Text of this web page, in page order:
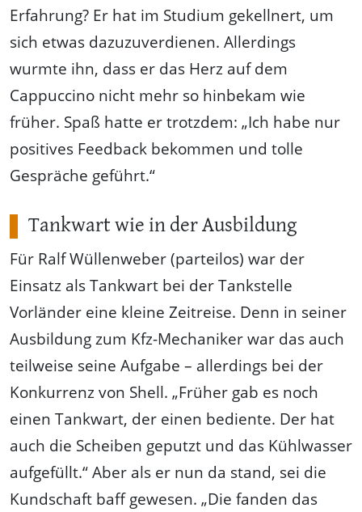
Erfahrung? Er hat im Studium gekellnert, um
sich etwas dazuzuverdienen. Allerdings
wurmte ihn, dass er das Herz auf dem
Cappuccino nicht mehr so hinbekam wie
früher. Spaß hatte er trotzdem: „Ich habe nur
positives Feedback bekommen und tolle
Gespräche geführt.“
Tankwart wie in der Ausbildung
Für Ralf Wüllenweber (parteilos) war der
Einsatz als Tankwart bei der Tankstelle
Vorländer eine kleine Zeitreise. Denn in seiner
Ausbildung zum Kfz-Mechaniker war das auch
teilweise seine Aufgabe – allerdings bei der
Konkurrenz von Shell. „Früher gab es noch
einen Tankwart, der einen bediente. Der hat
auch die Scheiben geputzt und das Kühlwasser
aufgefüllt.“ Aber als er nun da stand, sei die
Kundschaft baff gewesen. „Die fanden das